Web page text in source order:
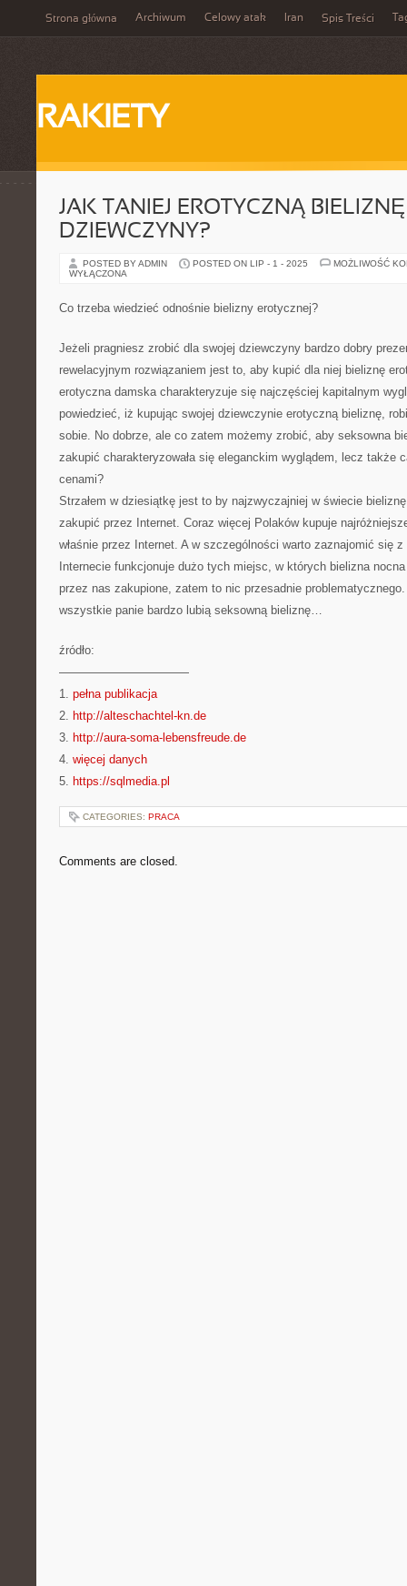
Strona główna Archiwum Celowy atak Iran Spis Treści
RAKIETY
JAK TANIEJ EROTYCZNĄ
DZIEWCZYNY?
POSTED BY ADMIN POSTED ON LIP - 1 - 2025
MOŻLIWOŚĆ
WYŁĄCZONA
Co trzeba wiedzieć odnośnie bielizny erotycznej?
Jeżeli pragniesz zrobić dla swojej dziewczyny bardzo dobry
rewelacyjnym rozwiązaniem jest to, aby kupić dla niej bieliznę
erotyczna damska charakteryzuje się najczęściej kapitalnym
powiedzieć, iż kupując swojej dziewczynie erotyczną bieliznę,
sobie. No dobrze, ale co zatem możemy zrobić, aby seksowna
zakupić charakteryzowała się eleganckim wyglądem, lecz także
cenami?
Strzałem w dziesiątkę jest to by najzwyczajniej w świecie
zakupić przez Internet. Coraz więcej Polaków kupuje
właśnie przez Internet. A w szczególności warto zaznajomić się
Internecie funkcjonuje dużo tych miejsc, w których bielizna
przez nas zakupione, zatem to nic przesadnie
wszystkie panie bardzo lubią seksowną bieliznę…
źródło:
———————————
1. pełna publikacja
2. http://alteschachtel-kn.de
3. http://aura-soma-lebensfreude.de
4. więcej danych
5. https://sqlmedia.pl
CATEGORIES: PRACA
Comments are closed.